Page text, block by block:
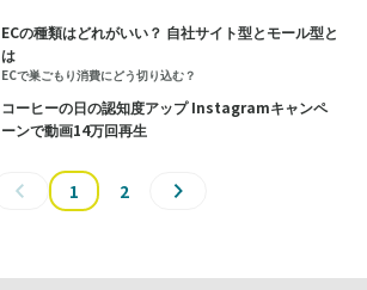
ECの種類はどれがいい？ 自社サイト型とモール型と
は
ECで巣ごもり消費にどう切り込む？
コーヒーの日の認知度アップ Instagramキャンペ
ーンで動画14万回再生
1 2